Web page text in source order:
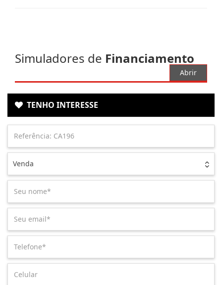
Simuladores de Financiamento
Abrir
TENHO INTERESSE
Venda